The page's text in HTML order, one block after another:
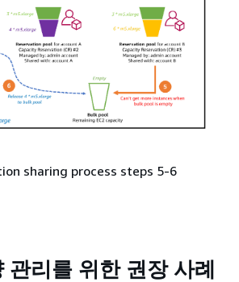
sharing process steps 5-6
관리를 위한 권장 사례